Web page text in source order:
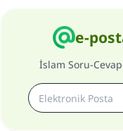
e-
İslam Soru-